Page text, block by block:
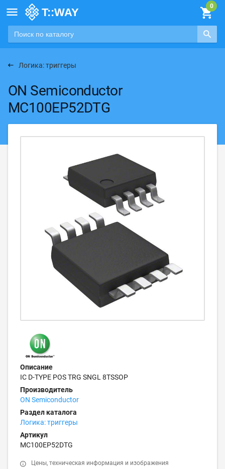

Логика: триггеры
ON Semiconductor
MC100EP52DTG
Описание
IC D-TYPE POS TRG SNGL 8TSSOP
Производитель
ON Semiconductor
Раздел каталога
Логика: триггеры
Артикул
MC100EP52DTG
Цены, техническая информация и изображения